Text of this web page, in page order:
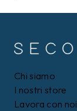
Chi siamo
I nostri store
Lavora con noi